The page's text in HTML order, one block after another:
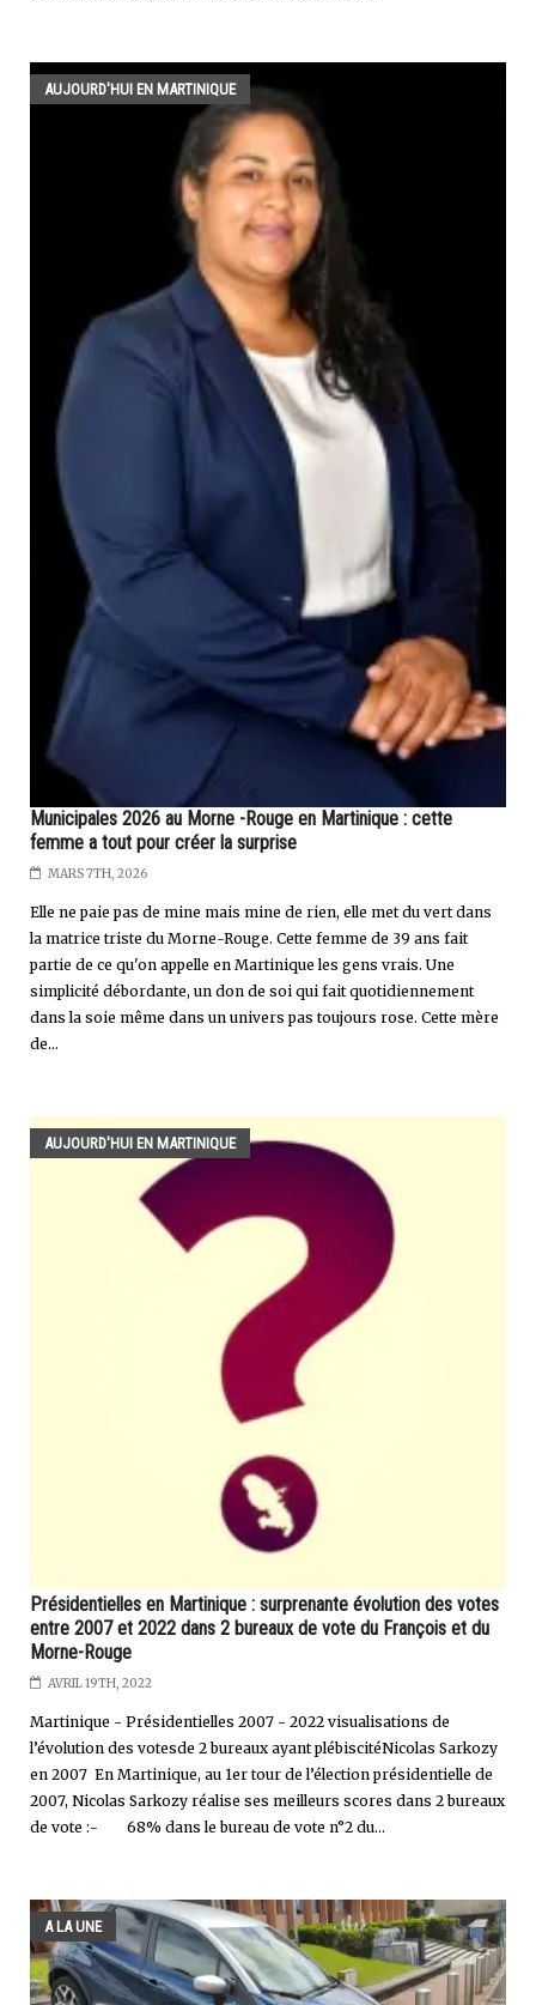
AUJOURD'HUI EN MARTINIQUE
Municipales 2026 au Morne -Rouge en Martinique : cette
femme a tout pour créer la surprise
MARS 7TH, 2026
Elle ne paie pas de mine mais mine de rien, elle met du vert dans
la matrice triste du Morne-Rouge. Cette femme de 39 ans fait
partie de ce qu'on appelle en Martinique les gens vrais. Une
simplicité débordante, un don de soi qui fait quotidiennement
dans la soie même dans un univers pas toujours rose. Cette mère
de...
AUJOURD'HUI EN MARTINIQUE
Présidentielles en Martinique : surprenante évolution des votes
entre 2007 et 2022 dans 2 bureaux de vote du François et du
Morne-Rouge
AVRIL 19TH, 2022
Martinique - Présidentielles 2007 - 2022 visualisations de
l’évolution des votesde 2 bureaux ayant plébiscitéNicolas Sarkozy
en 2007 En Martinique, au 1er tour de l’élection présidentielle de
2007, Nicolas Sarkozy réalise ses meilleurs scores dans 2 bureaux
de vote :- 68% dans le bureau de vote n°2 du...
A LA UNE